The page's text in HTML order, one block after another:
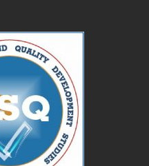
Tháng Bảy 2023
Tháng Sáu 2023
Tháng Năm 2023
Tháng Tư 2023
Tháng Ba 2023
Tháng Hai 2023